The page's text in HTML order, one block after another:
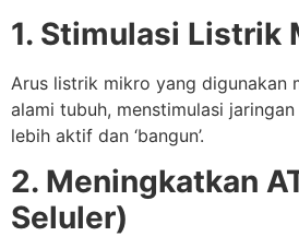
1. Stimulasi Listrik
Arus listrik mikro yang digunakan
alami tubuh, menstimulasi
lebih aktif dan ‘bangun’.
2. Meningkatkan
Seluler)